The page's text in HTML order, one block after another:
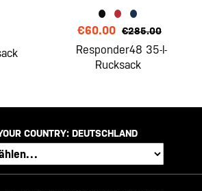
€60.00 €285.00
Responder48 35-l-
Rucksack
COUNTRY: DEUTSCHLAND